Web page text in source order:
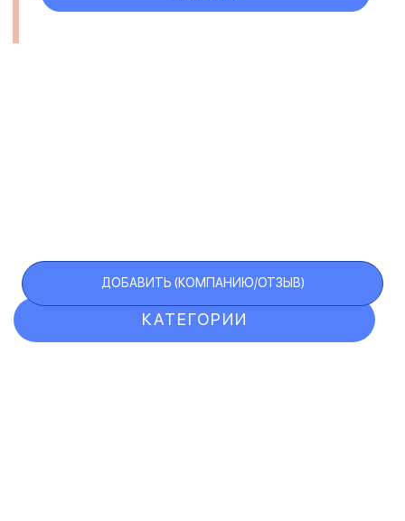
КАТЕГОРИИ
ДОБАВИТЬ (КОМПАНИЮ/ОТЗЫВ)